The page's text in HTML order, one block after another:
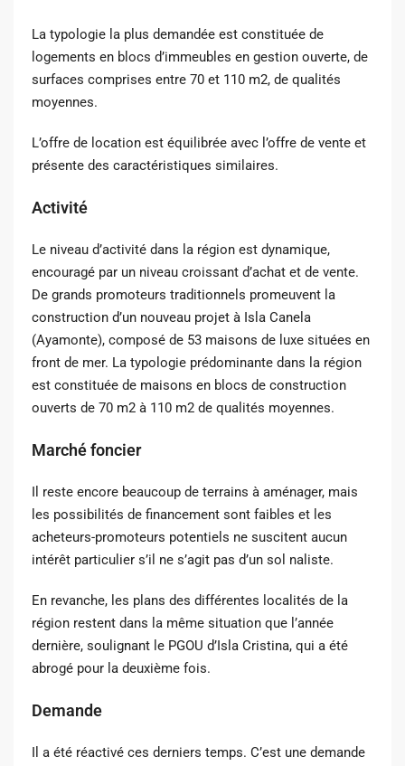
La typologie la plus demandée est constituée de
logements en blocs d’immeubles en gestion ouverte, de
surfaces comprises entre 70 et 110 m2, de qualités
moyennes.
L’offre de location est équilibrée avec l’offre de vente et
présente des caractéristiques similaires.
Activité
Le niveau d’activité dans la région est dynamique,
encouragé par un niveau croissant d’achat et de vente.
De grands promoteurs traditionnels promeuvent la
construction d’un nouveau projet à Isla Canela
(Ayamonte), composé de 53 maisons de luxe situées en
front de mer. La typologie prédominante dans la région
est constituée de maisons en blocs de construction
ouverts de 70 m2 à 110 m2 de qualités moyennes.
Marché foncier
Il reste encore beaucoup de terrains à aménager, mais
les possibilités de financement sont faibles et les
acheteurs-promoteurs potentiels ne suscitent aucun
intérêt particulier s’il ne s’agit pas d’un sol naliste.
En revanche, les plans des différentes localités de la
région restent dans la même situation que l’année
dernière, soulignant le PGOU d’Isla Cristina, qui a été
abrogé pour la deuxième fois.
Demande
Il a été réactivé ces derniers temps. C’est une demande